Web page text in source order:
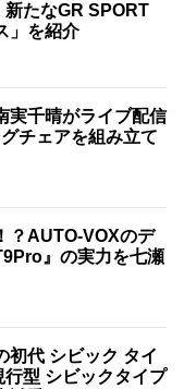
新たなGR SPORT
」を紹介
実千晴がライブ配信
チェアを組み立て
？AUTO-VOXのデ
』の実力を七瀬
初代 シビック タイ
型 シビックタイプ